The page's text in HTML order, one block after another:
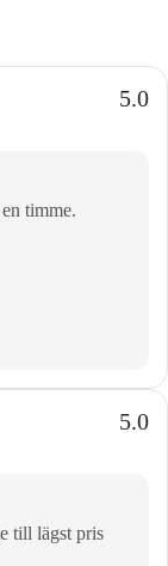
5.0
timme.
5.0
till lägst pris